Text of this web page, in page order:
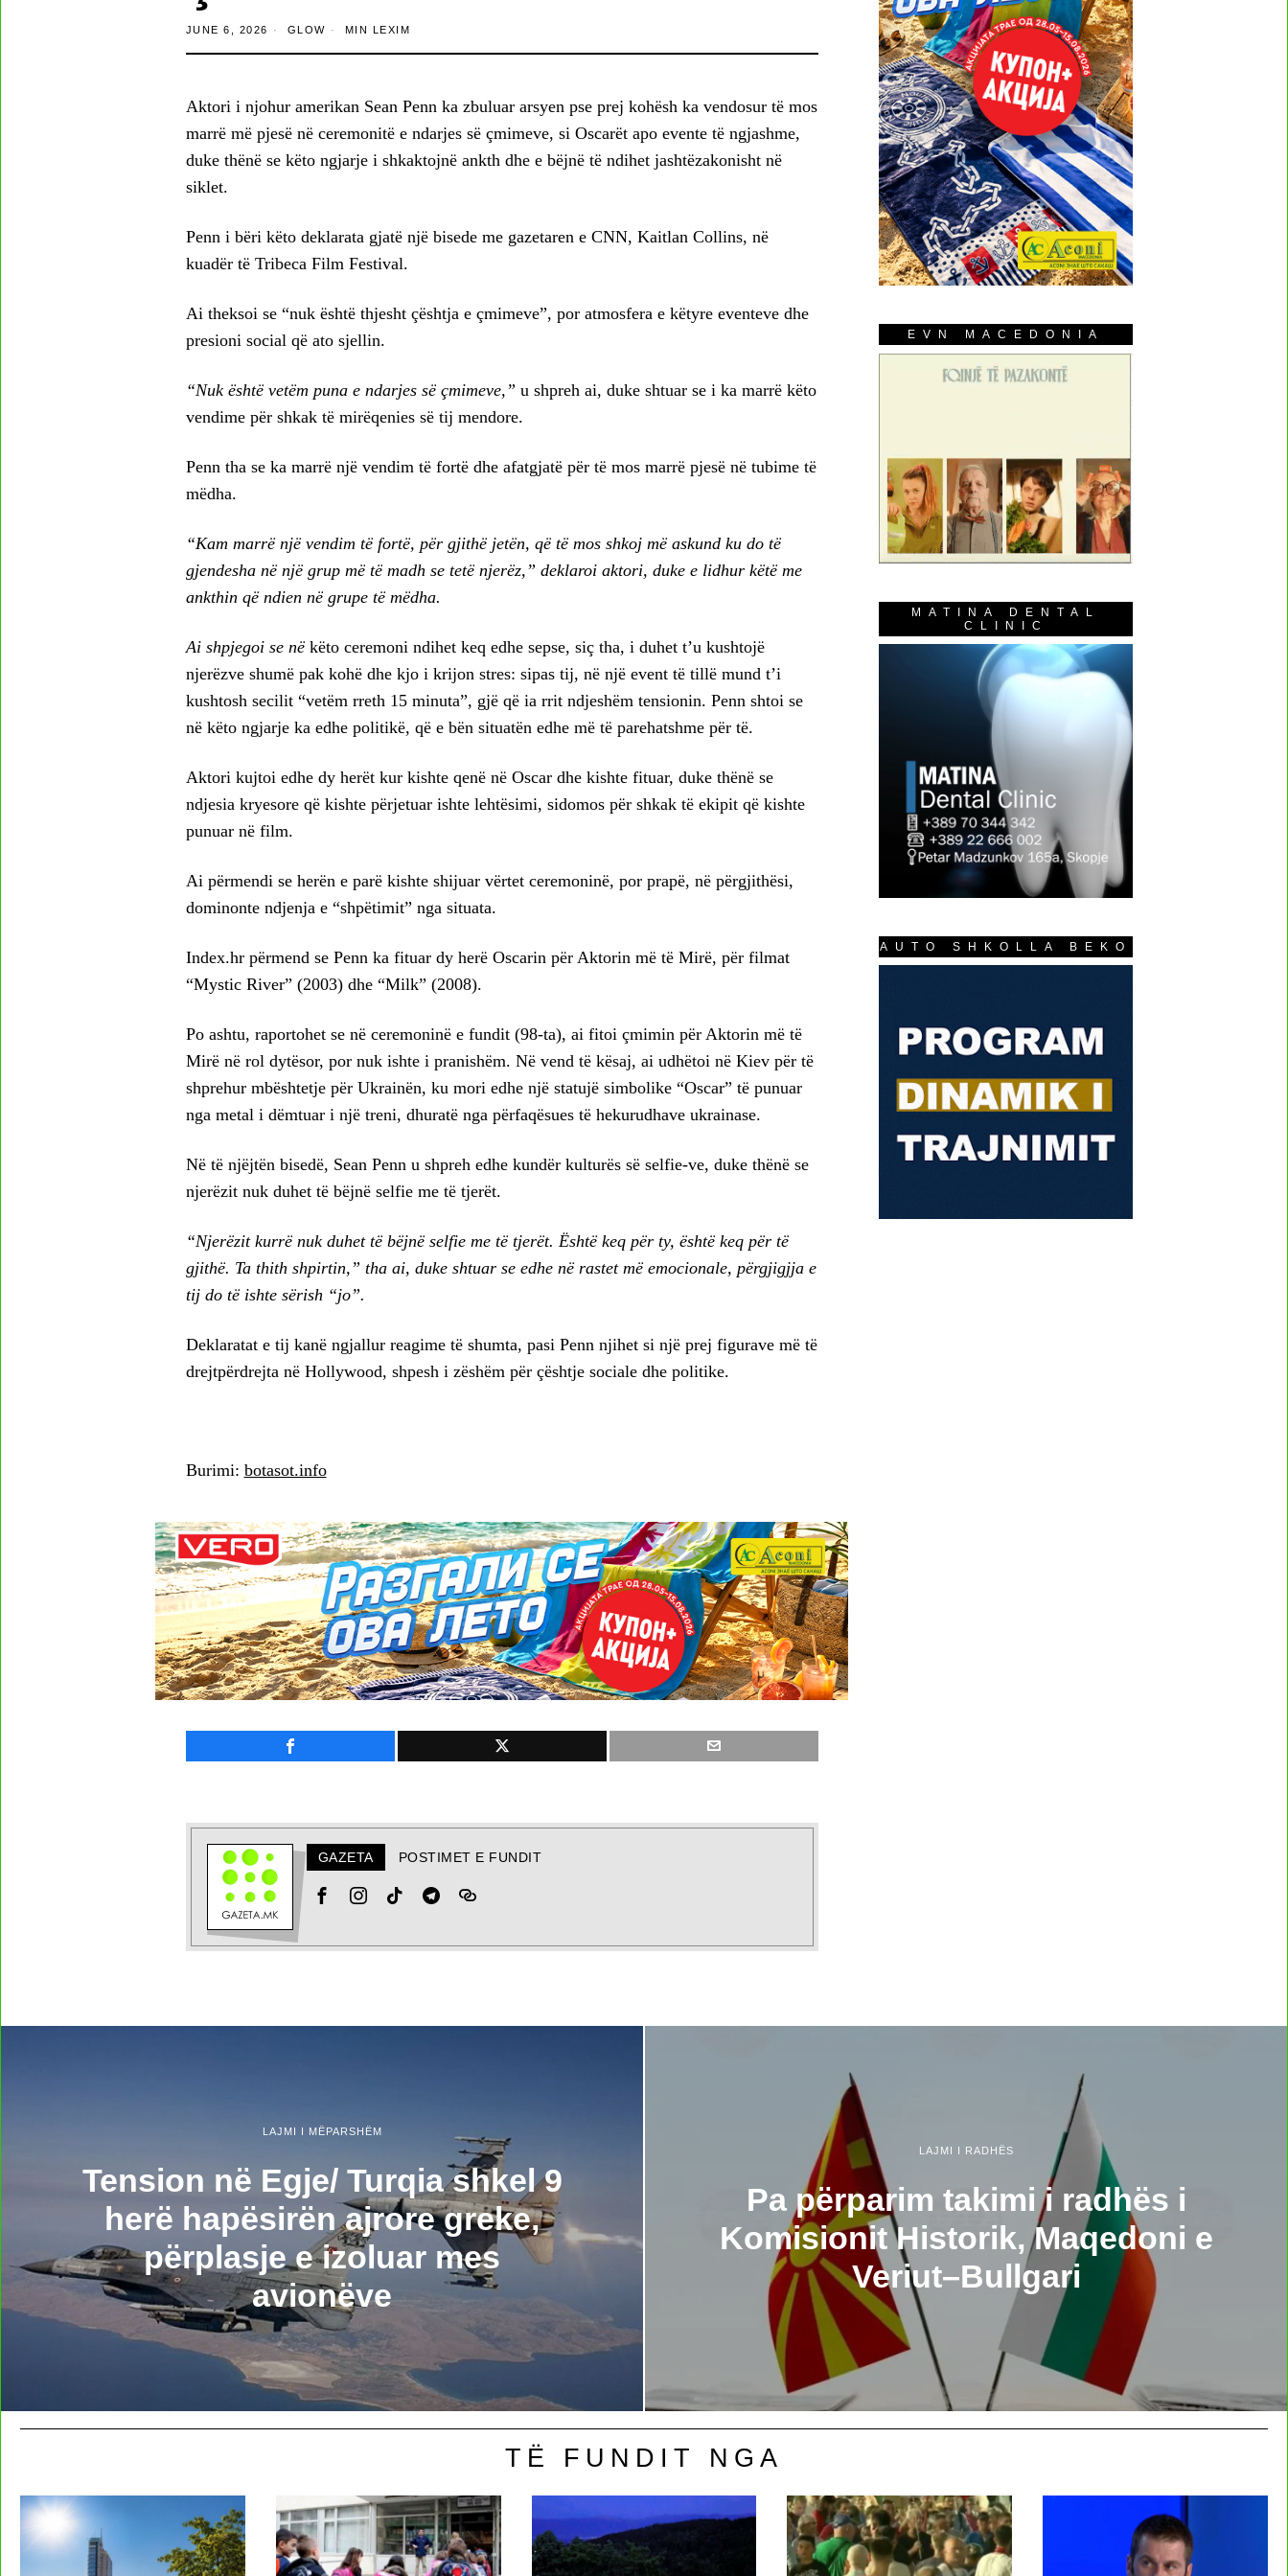
JUNE 6, 2026 GLOW MIN LEXIM
Aktori i njohur amerikan Sean Penn ka zbuluar arsyen pse prej kohësh ka vendosur të mos
marrë më pjesë në ceremonitë e ndarjes së çmimeve, si Oscarët apo evente të ngjashme,
duke thënë se këto ngjarje i shkaktojnë ankth dhe e bëjnë të ndihet jashtëzakonisht në
siklet.
Penn i bëri këto deklarata gjatë një bisede me gazetaren e CNN, Kaitlan Collins, në
kuadër të Tribeca Film Festival.
Ai theksoi se “nuk është thjesht çështja e çmimeve”, por atmosfera e këtyre eventeve dhe
presioni social që ato sjellin.
“Nuk është vetëm puna e ndarjes së çmimeve,” u shpreh ai, duke shtuar se i ka marrë këto
vendime për shkak të mirëqenies së tij mendore.
Penn tha se ka marrë një vendim të fortë dhe afatgjatë për të mos marrë pjesë në tubime të
mëdha.
“Kam marrë një vendim të fortë, për gjithë jetën, që të mos shkoj më askund ku do të
gjendesha në një grup më të madh se tetë njerëz,” deklaroi aktori, duke e lidhur këtë me
ankthin që ndien në grupe të mëdha.
Ai shpjegoi se nëkëto ceremoni ndihet keq edhe sepse, siç tha, i duhet t’u kushtojë
njerëzve shumë pak kohë dhe kjo i krijon stres: sipas tij, në një event të tillë mund t’i
kushtosh secilit “vetëm rreth 15 minuta”, gjë që ia rrit ndjeshëm tensionin. Penn shtoi se
në këto ngjarje ka edhe politikë, që e bën situatën edhe më të parehatshme për të.
Aktori kujtoi edhe dy herët kur kishte qenë në Oscar dhe kishte fituar, duke thënë se
ndjesia kryesore që kishte përjetuar ishte lehtësimi, sidomos për shkak të ekipit që kishte
punuar në film.
Ai përmendi se herën e parë kishte shijuar vërtet ceremoninë, por prapë, në përgjithësi,
dominonte ndjenja e “shpëtimit” nga situata.
Index.hr përmend se Penn ka fituar dy herë Oscarin për Aktorin më të Mirë, për filmat
“Mystic River” (2003) dhe “Milk” (2008).
Po ashtu, raportohet se në ceremoninë e fundit (98-ta), ai fitoi çmimin për Aktorin më të
Mirë në rol dytësor, por nuk ishte i pranishëm. Në vend të kësaj, ai udhëtoi në Kiev për të
shprehur mbështetje për Ukrainën, ku mori edhe një statujë simbolike “Oscar” të punuar
nga metal i dëmtuar i një treni, dhuratë nga përfaqësues të hekurudhave ukrainase.
Në të njëjtën bisedë, Sean Penn u shpreh edhe kundër kulturës së selfie-ve, duke thënë se
njerëzit nuk duhet të bëjnë selfie me të tjerët.
“Njerëzit kurrë nuk duhet të bëjnë selfie me të tjerët. Është keq për ty, është keq për të
gjithë. Ta thith shpirtin,” tha ai, duke shtuar se edhe në rastet më emocionale, përgjigjja e
tij do të ishte sërish “jo”.
Deklaratat e tij kanë ngjallur reagime të shumta, pasi Penn njihet si një prej figurave më të
drejtpërdrejta në Hollywood, shpesh i zëshëm për çështje sociale dhe politike.
Burimi: botasot.info
GAZETA POSTIMET E FUNDIT
EVN MACEDONIA
MATINA DENTAL
CLINIC
AUTO SHKOLLA BEKO
LAJMI I MËPARSHËM
Tension në Egje/ Turqia shkel 9
herë hapësirën ajrore greke,
përplasje e izoluar mes
avionëve
LAJMI I RADHËS
Pa përparim takimi i radhës i
Komisionit Historik, Maqedoni e
Veriut–Bullgari
TË FUNDIT NGA